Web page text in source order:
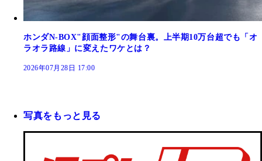
ホンダN-BOX"顔面整形"の舞台裏。上半期10万台超でも「オ
ラオラ路線」に変えたワケとは？
2026年07月28日 17:00
写真をもっと見る